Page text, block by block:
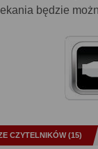
będzie
CZYTELNIKÓW (15)